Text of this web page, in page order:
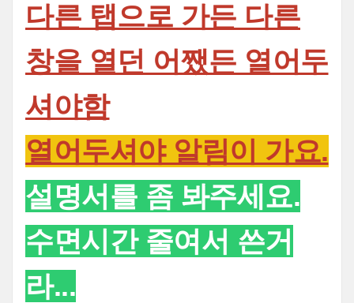
다른 탭으로 가든 다른
창을 열던 어쨌든 열어두
셔야함
열어두셔야 알림이 가요.
설명서를 좀 봐주세요.
수면시간 줄여서 쓴거
라...